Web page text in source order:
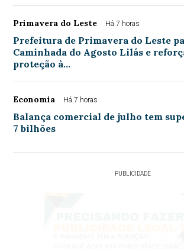
Primavera do Leste Há 7 horas
Prefeitura de Primavera do Leste
Caminhada do Agosto Lilás e
proteção à…
Economia Há 7 horas
Balança comercial de julho tem
7 bilhões
PUBLICIDADE